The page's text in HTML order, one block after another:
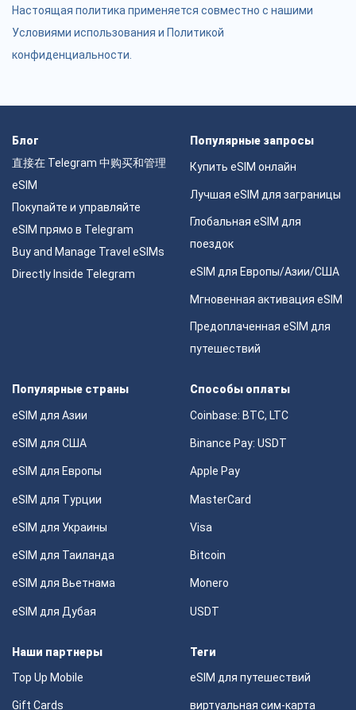
Настоящая политика применяется совместно с нашими
Условиями использования и Политикой
конфиденциальности
Блог
直接在 Telegram 中购买和管理
eSIM
Покупайте и управляйте
eSIM прямо в Telegram
Buy and Manage Travel eSIMs
Directly Inside Telegram
Популярные запросы
Купить eSIM онлайн
Лучшая eSIM для заграницы
Глобальная eSIM для
поездок
eSIM для Европы/Азии/США
Мгновенная активация eSIM
Предоплаченная eSIM для
путешествий
Популярные страны
eSIM для Азии
eSIM для США
eSIM для Европы
eSIM для Турции
eSIM для Украины
eSIM для Таиланда
eSIM для Вьетнама
eSIM для Дубая
Способы оплаты
Coinbase: BTC, LTC
Binance Pay: USDT
Apple Pay
MasterCard
Visa
Bitcoin
Monero
USDT
Наши партнеры
Top Up Mobile
Gift Cards
Теги
eSIM для путешествий
виртуальная сим-карта